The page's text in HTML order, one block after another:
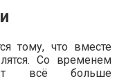
тому, что вместе
Со временем
всё больше